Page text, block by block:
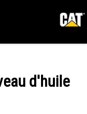
d'huile